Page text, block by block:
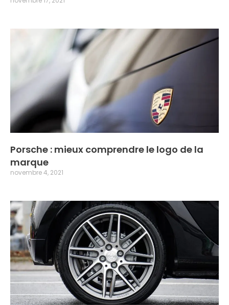
Porsche : mieux comprendre le logo de la
marque
novembre 4, 2021